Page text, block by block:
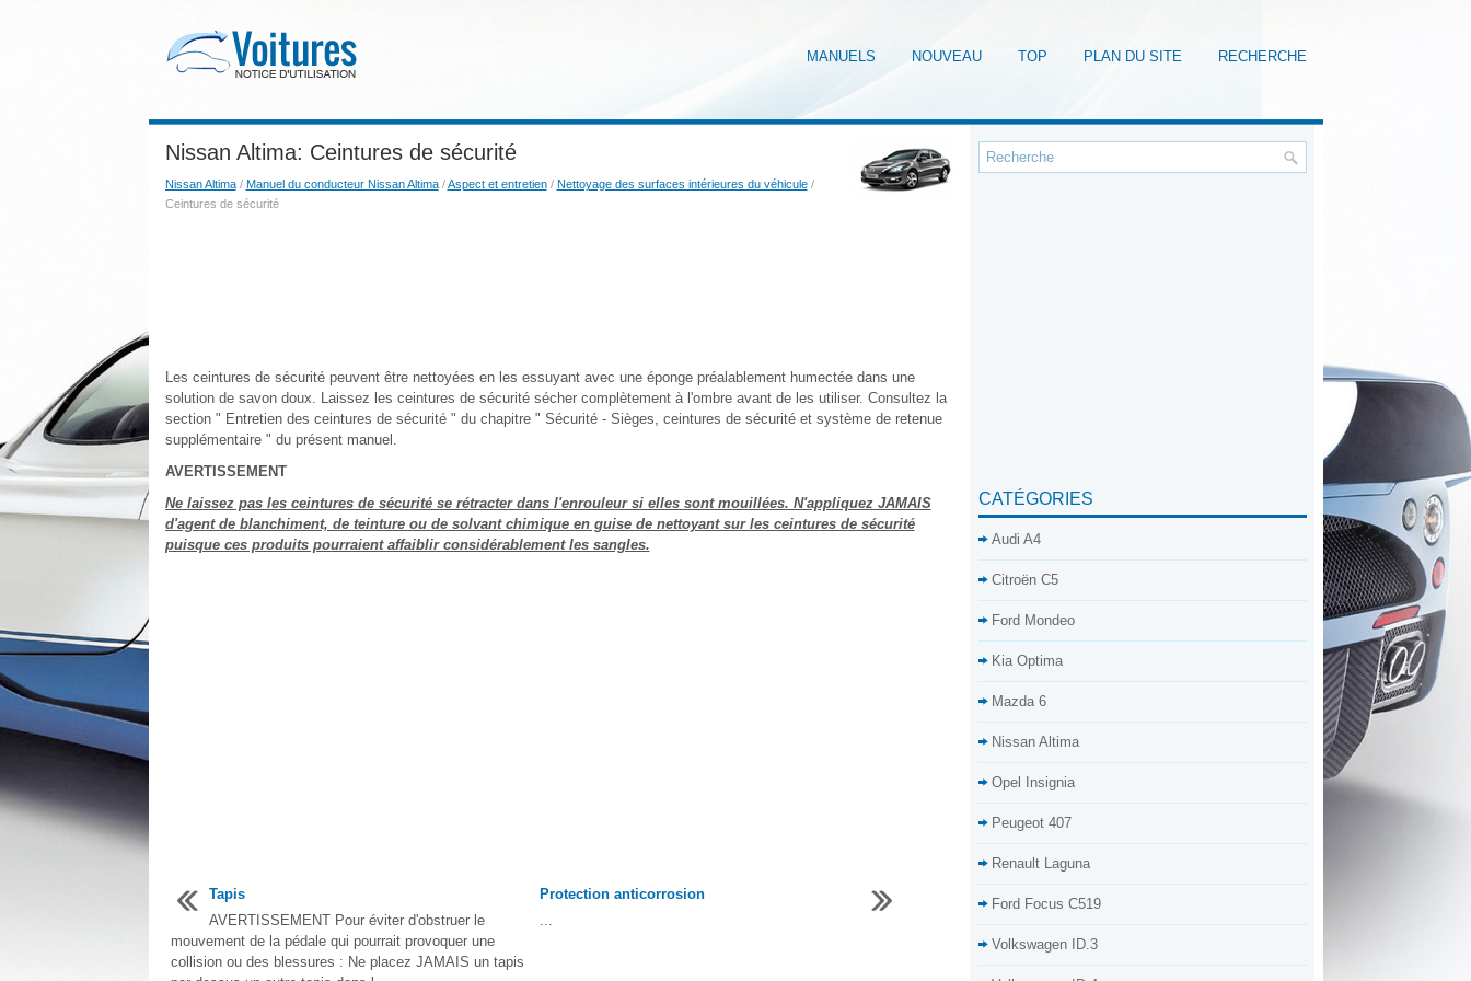
MANUELS NOUVEAU TOP PLAN DU SITE RECHERCHE
Nissan Altima: Ceintures de sécurité
Nissan Altima/ Manuel du conducteur Nissan Altima/Aspect et entretien/ Nettoyage des surfaces intérieures du véhicule/
Ceintures de sécurité
Les ceintures de sécurité peuvent être nettoyées en les essuyant avec une éponge préalablement humectée dans une
solution de savon doux. Laissez les ceintures de sécurité sécher complètement à l'ombre avant de les utiliser. Consultez la
section " Entretien des ceintures de sécurité " du chapitre " Sécurité - Sièges, ceintures de sécurité et système de retenue
supplémentaire " du présent manuel.
AVERTISSEMENT
Ne laissez pas les ceintures de sécurité se rétracter dans l'enrouleur si elles sont mouillées. N'appliquez JAMAIS
d'agent de blanchiment, de teinture ou de solvant chimique en guise de nettoyant sur les ceintures de sécurité
puisque ces produits pourraient affaiblir considérablement les sangles.
Tapis
AVERTISSEMENT Pour éviter d'obstruer le
mouvement de la pédale qui pourrait provoquer une
collision ou des blessures : Ne placez JAMAIS un tapis
Protection anticorrosion
...
CATÉGORIES
Audi A4
Citroën C5
Ford Mondeo
Kia Optima
Mazda 6
Nissan Altima
Opel Insignia
Peugeot 407
Renault Laguna
Ford Focus C519
Volkswagen ID.3